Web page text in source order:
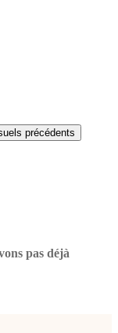
précédents
pas déjà